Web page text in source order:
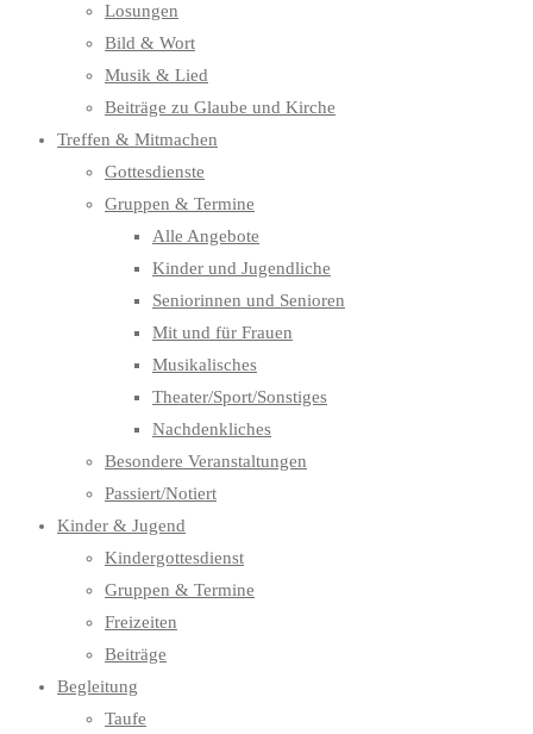
Losungen
Bild & Wort
Musik & Lied
Beiträge zu Glaube und Kirche
Treffen & Mitmachen
Gottesdienste
Gruppen & Termine
Alle Angebote
Kinder und Jugendliche
Seniorinnen und Senioren
Mit und für Frauen
Musikalisches
Theater/Sport/Sonstiges
Nachdenkliches
Besondere Veranstaltungen
Passiert/Notiert
Kinder & Jugend
Kindergottesdienst
Gruppen & Termine
Freizeiten
Beiträge
Begleitung
Taufe